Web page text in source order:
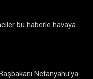
bu haberle havaya
Netanyahu’ya